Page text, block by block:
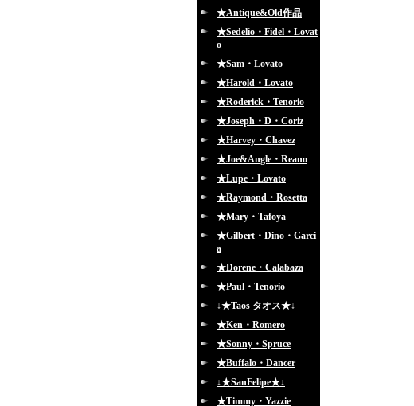
★Antique&Old作品
★Sedelio・Fidel・Lovat
o
★Sam・Lovato
★Harold・Lovato
★Roderick・Tenorio
★Joseph・D・Coriz
★Harvey・Chavez
★Joe&Angle・Reano
★Lupe・Lovato
★Raymond・Rosetta
★Mary・Tafoya
★Gilbert・Dino・Garci
a
★Dorene・Calabaza
★Paul・Tenorio
↓★Taos タオス★↓
★Ken・Romero
★Sonny・Spruce
★Buffalo・Dancer
↓★SanFelipe★↓
★Timmy・Yazzie